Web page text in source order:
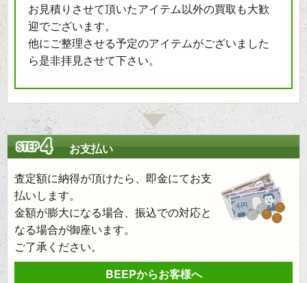
お見積りさせて頂いたアイテム以外の買取も大歓
迎でございます。
他にご整理させる予定のアイテムがございました
ら是非拝見させて下さい。
お支払い
査定額に納得が頂けたら、即金にてお支
払いします。
金額が膨大になる場合、振込での対応と
なる場合が御座います。
ご了承ください。
BEEPからお客様へ